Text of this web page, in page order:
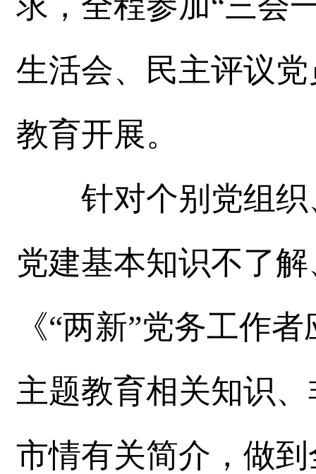
生活会、民主评议
教育开展。
针对个别党组织
党建基本知识不了
《“两新”党务工作
主题教育相关知识
市情有关简介，做